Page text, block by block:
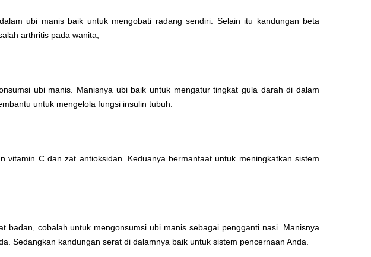
ubi manis baik untuk mengobati radang sendiri. Selain itu kandungan beta
arthritis pada wanita,
ubi manis. Manisnya ubi baik untuk mengatur tingkat gula darah di dalam
untuk mengelola fungsi insulin tubuh.
vitamin C dan zat antioksidan. Keduanya bermanfaat untuk meningkatkan sistem
badan, cobalah untuk mengonsumsi ubi manis sebagai pengganti nasi. Manisnya
Sedangkan kandungan serat di dalamnya baik untuk sistem pencernaan Anda.